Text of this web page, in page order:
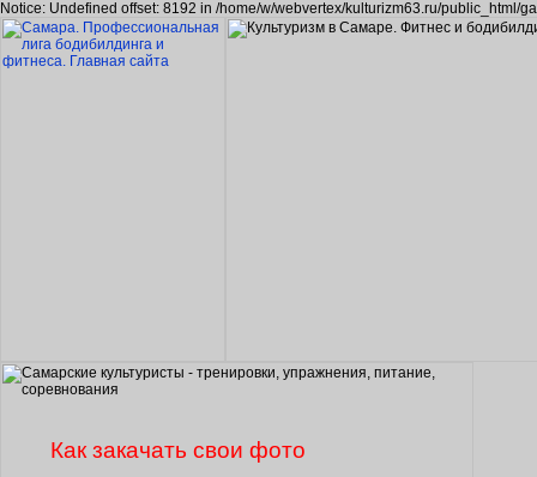
Notice: Undefined offset: 8192 in /home/w/webvertex/kulturizm63.ru/public_html/
Как закачать свои фото